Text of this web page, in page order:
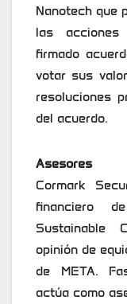
Nanotech que
las
firmado
votar sus
resoluciones
del acuerdo.
Asesores
Cormark
financiero
Sustainable
opinión de
de META.
actúa como